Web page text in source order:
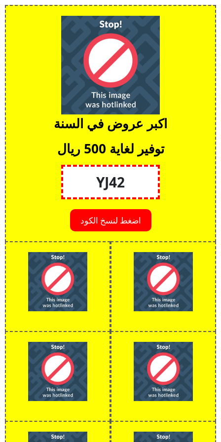
اكبر عروض في السنة
توفير لغاية 500 ريال
YJ42
اضغط لنسخ الكود